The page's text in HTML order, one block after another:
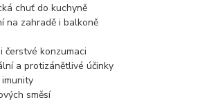
chuť do kuchyně
na zahradě i balkoně
čerstvé konzumaci
a protizánětlivé účinky
směsí